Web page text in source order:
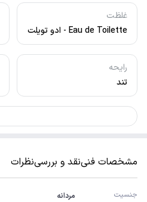
غلظت
Eau de Toilette - ادو تویلت
رایحه
تند
مشخصات فنینقد و بررسینظرات
جنسیت مردانه